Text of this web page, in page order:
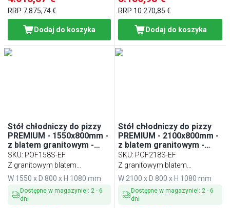
RRP 7.875,74 €
Dodaj do koszyka
RRP 10.270,85 €
Dodaj do koszyka
Stół chłodniczy do pizzy
PREMIUM - 1550x800mm -
z blatem granitowym -
3‑drzwiowy, 3 szuflady
SKU: POF158S-EF
Z granitowym blatem
roboczym
W 1550 x D 800 x H 1080 mm
Dostępne w magazynie!: 2 - 6
dni
Stół chłodniczy do pizzy
PREMIUM - 2100x800mm -
z blatem granitowym -
2‑drzwiowy, 5 szuflad
SKU: POF218S-EF
Z granitowym blatem
roboczym
W 2100 x D 800 x H 1080 mm
Dostępne w magazynie!: 2 - 6
dni